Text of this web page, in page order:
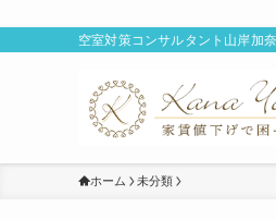
空室対策コンサルタント山岸加
ホーム 未分類